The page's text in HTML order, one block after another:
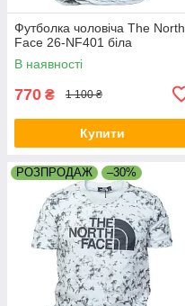
Футболка чоловіча The North
Face 26-NF401 біла
В наявності
770 ₴ 1 100 ₴
Купити
РОЗПРОДАЖ –30%